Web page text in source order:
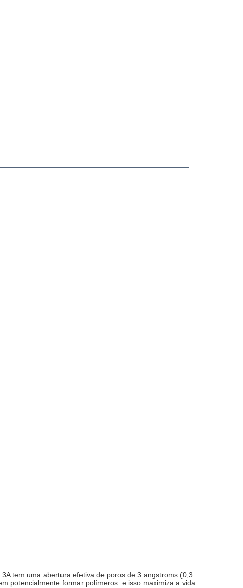
tem uma abertura efetiva de poros de 3 angstroms (0,3
potencialmente formar polímeros: e isso maximiza a vida